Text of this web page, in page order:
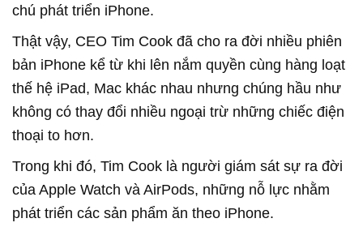
chú phát triển iPhone.
Thật vậy, CEO Tim Cook đã cho ra đời nhiều phiên
bản iPhone kể từ khi lên nắm quyền cùng hàng loạt
thế hệ iPad, Mac khác nhau nhưng chúng hầu như
không có thay đổi nhiều ngoại trừ những chiếc điện
thoại to hơn.
Trong khi đó, Tim Cook là người giám sát sự ra đời
của Apple Watch và AirPods, những nỗ lực nhằm
phát triển các sản phẩm ăn theo iPhone.